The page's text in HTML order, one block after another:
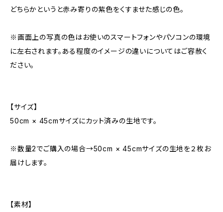
どちらかというと赤み寄りの紫色をくすませた感じの色。
※画面上の写真の色はお使いのスマートフォンやパソコンの環境
に左右されます。ある程度のイメージの違いについてはご容赦く
ださい。
【サイズ】
50cm × 45cmサイズにカット済みの生地です。
※数量2でご購入の場合→50cm × 45cmサイズの生地を２枚お
届けします。
【素材】